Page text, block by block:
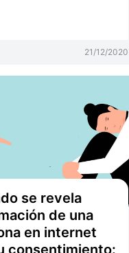
21/12/2020
se revela
de una
en internet
consentimiento: